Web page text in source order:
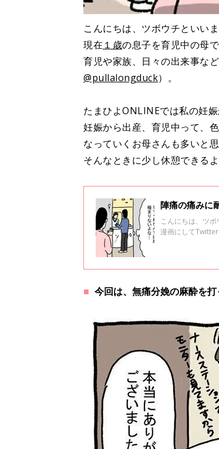
こんにちは、ツボウチといいま
現在 １歳の息子を育児中の母で
育児や家族、日々の出来事な
@pullalongduck）。
たまひよONLINEでは私の妊
妊娠から出産、育児中って、
なっていくお母さんも多いと思
そんなときに少し休憩できる
陣痛の痛みに
こんにちは、ツ
漫画にして
今回は、無痛分娩の麻酔を打